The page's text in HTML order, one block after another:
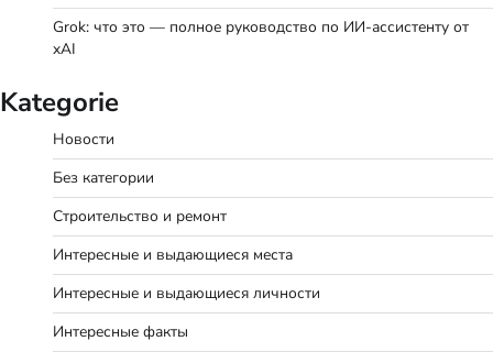
Grok: что это — полное руководство по ИИ-ассистенту от
xAI
Kategorie
Новости
Без категории
Строительство и ремонт
Интересные и выдающиеся места
Интересные и выдающиеся личности
Интересные факты